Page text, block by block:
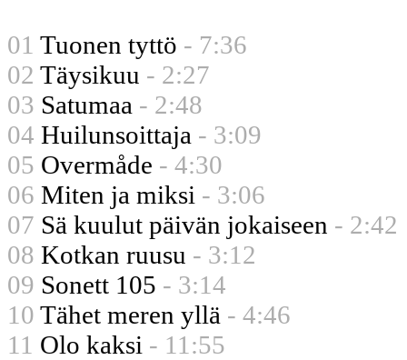
01 Tuonen tyttö - 7:36
02 Täysikuu - 2:27
03 Satumaa - 2:48
04 Huilunsoittaja - 3:09
05 Overmåde - 4:30
06 Miten ja miksi - 3:06
07 Sä kuulut päivän jokaiseen - 2:42
08 Kotkan ruusu - 3:12
09 Sonett 105 - 3:14
10 Tähet meren yllä - 4:46
11 Olo kaksi - 11:55